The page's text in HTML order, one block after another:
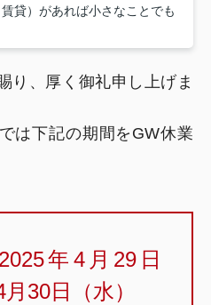
貸）があれば小さなことでも
り、厚く御礼申し上げま
は下記の期間をGW休業
年4月29日
30日（水）